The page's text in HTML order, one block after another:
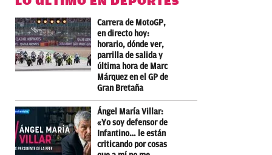
Carrera de MotoGP,
en directo hoy:
horario, dónde ver,
parrilla de salida y
última hora de Marc
Márquez en el GP de
Gran Bretaña
Ángel María Villar:
«Yo soy defensor de
Infantino… le están
criticando por cosas